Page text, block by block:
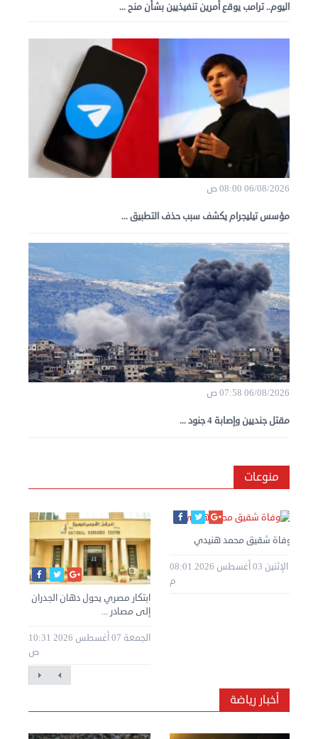
اليوم.. ترامب يوقع أمرين تنفيذيين بشأن منح ...
06/08/2026 08:00 ص
مؤسس تيليجرام يكشف سبب حذف التطبيق ...
06/08/2026 07:58 ص
مقتل جنديين وإصابة 4 جنود ...
منوعات
ابتكار مصري يحول دهان الجدران
إلى مصادر ...
الجمعة 07 أغسطس 2026 10:31
ص
وفاة شقيق محمد هنيدي
الإثنين 03 أغسطس 2026 08:01
م
أخبار رياضة